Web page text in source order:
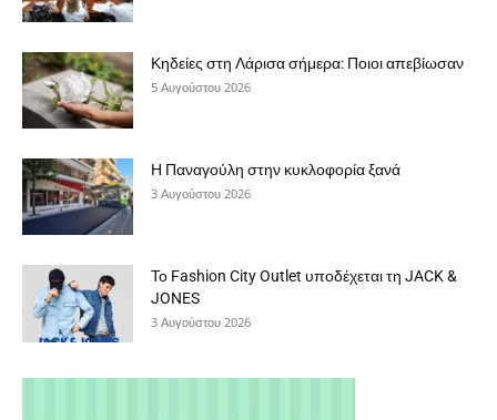
Κηδείες στη Λάρισα σήμερα: Ποιοι απεβίωσαν
5 Αυγούστου 2026
Η Παναγούλη στην κυκλοφορία ξανά
3 Αυγούστου 2026
Το Fashion City Outlet υποδέχεται τη JACK &
JONES
3 Αυγούστου 2026